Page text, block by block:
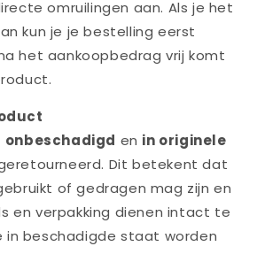
omruilingen aan. Als je het
kun je je bestelling eerst
het aankoopbedrag vrij komt
onbeschadigd en in originele
Dit betekent dat
of gedragen mag zijn en
en verpakking dienen intact te
in beschadigde staat worden